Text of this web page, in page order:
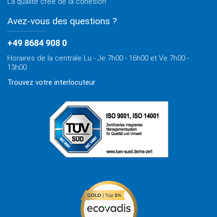
Avez-vous des questions ?
+49 8684 908 0
Horaires de la centrale Lu - Je 7h00 - 16h00 et Ve 7h00 -
13h00
Trouvez votre interlocuteur